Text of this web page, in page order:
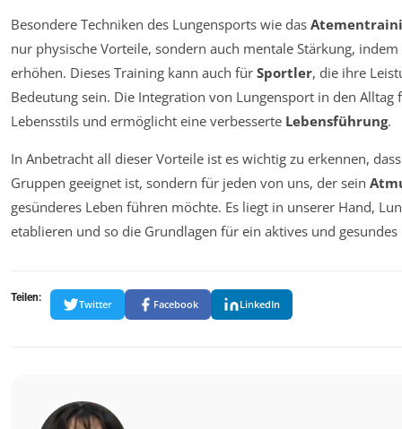
Besondere Techniken des Lungensports wie das
nur physische Vorteile, sondern auch mentale Stärkung,
erhöhen. Dieses Training kann auch für Sportler, die ihre
Bedeutung sein. Die Integration von Lungensport in den
Lebensstils und ermöglicht eine verbesserte Lebensführung.
In Anbetracht all dieser Vorteile ist es wichtig zu erkennen,
Gruppen geeignet ist, sondern für jeden von uns, der sein
gesünderes Leben führen möchte. Es liegt in unserer Hand,
etablieren und so die Grundlagen für ein aktives und gesundes
Teilen:
Twitter Facebook LinkedIn